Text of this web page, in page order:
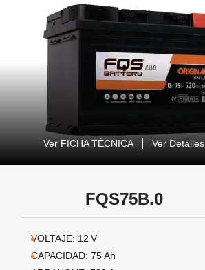
Ver FICHA TÉCNICA Ver Detalles
FQS75B.0
VOLTAJE: 12 V
CAPACIDAD: 75Ah